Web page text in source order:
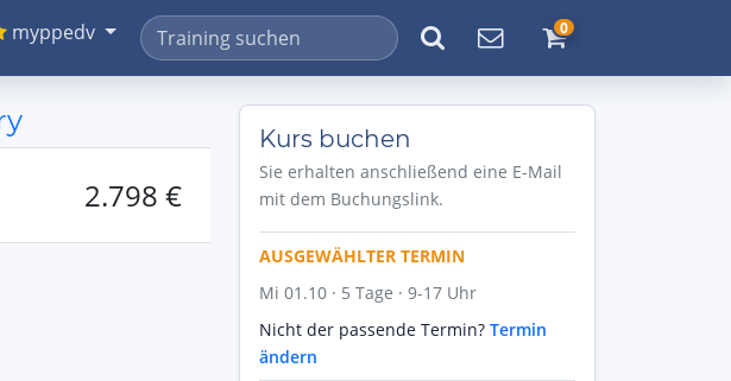
myppedv 0
2.798 €
Kurs buchen
Sie erhalten anschließend eine E-Mail
mit dem Buchungslink.
AUSGEWÄHLTER TERMIN
Mi 01.10 · 5 Tage · 9-17 Uhr
Nicht der passende Termin? Termin
ändern